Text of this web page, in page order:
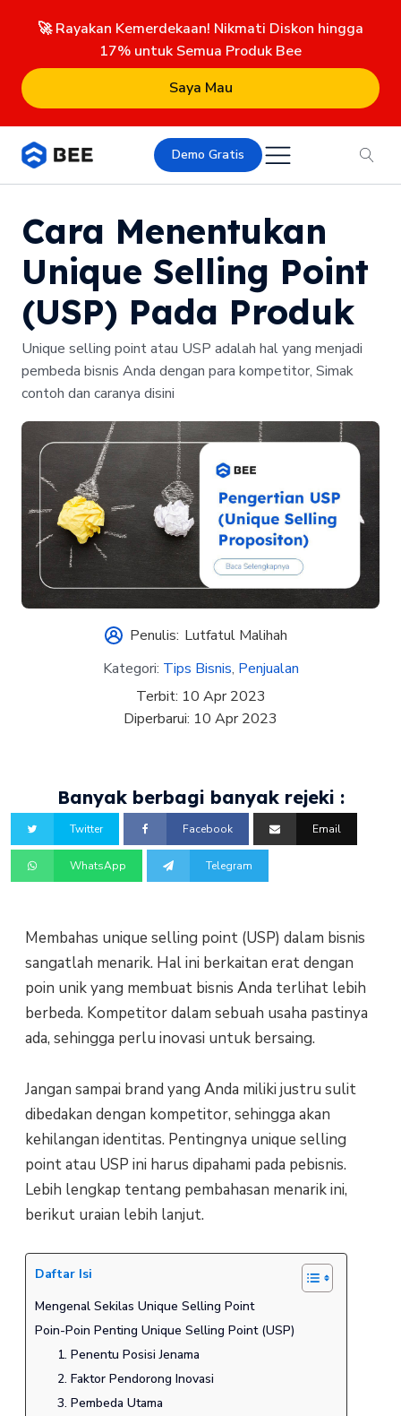
🚀 Rayakan Kemerdekaan! Nikmati Diskon hingga
17% untuk Semua Produk Bee
Saya Mau
Demo Gratis
Cara Menentukan
Unique Selling Point
(USP) Pada Produk
Unique selling point atau USP adalah hal yang menjadi
pembeda bisnis Anda dengan para kompetitor, Simak
contoh dan caranya disini
Penulis: Lutfatul Malihah
Kategori: Tips Bisnis, Penjualan
Terbit: 10 Apr 2023
Diperbarui: 10 Apr 2023
Banyak berbagi banyak rejeki :
Twitter Facebook Email
WhatsApp Telegram
Membahas unique selling point (USP) dalam bisnis
sangatlah menarik. Hal ini berkaitan erat dengan
poin unik yang membuat bisnis Anda terlihat lebih
berbeda. Kompetitor dalam sebuah usaha pastinya
ada, sehingga perlu inovasi untuk bersaing.
Jangan sampai brand yang Anda miliki justru sulit
dibedakan dengan kompetitor, sehingga akan
kehilangan identitas. Pentingnya unique selling
point atau USP ini harus dipahami pada pebisnis.
Lebih lengkap tentang pembahasan menarik ini,
berikut uraian lebih lanjut.
Daftar Isi
Mengenal Sekilas Unique Selling Point
Poin-Poin Penting Unique Selling Point (USP)
1. Penentu Posisi Jenama
2. Faktor Pendorong Inovasi
3. Pembeda Utama